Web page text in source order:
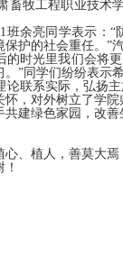
畜牧工程职业技
余亮同学表示：
护的社会重任。”
时光里我们会将
”同学们纷纷表
联系实际，弘扬
，对外树立了学
建绿色家园，改
心、植人，善莫大焉